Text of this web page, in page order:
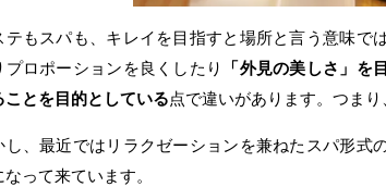
テもスパも、キレイを目指すと場所と言う意味で
プロポーションを良くしたり
「外見の美しさ」を
ことを目的としている点で違いがあります。つま
し、最近ではリラクゼーションを兼ねたスパ形
なって来ています。